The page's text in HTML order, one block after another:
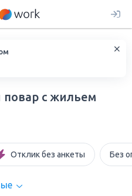
повар с жильем
Отклик без анкеты Без